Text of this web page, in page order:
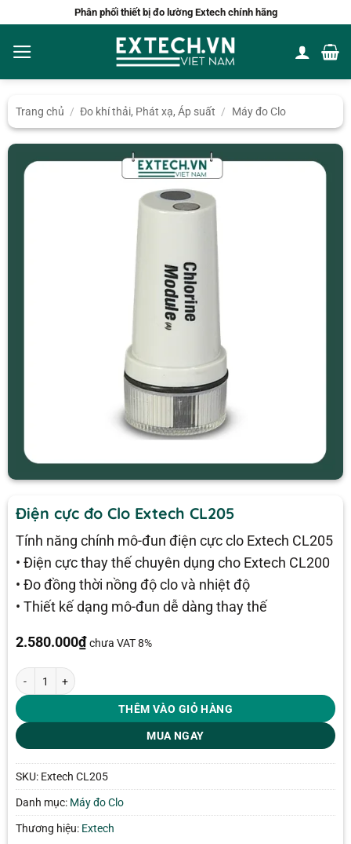
nội
dung
Phân phối thiết bị đo lường Extech chính hãng
Trang chủ / Đo khí thải, Phát xạ, Áp suất / Máy đo Clo
Điện cực đo Clo Extech CL205
Tính năng chính mô-đun điện cực clo Extech CL205
• Điện cực thay thế chuyên dụng cho Extech CL200
• Đo đồng thời nồng độ clo và nhiệt độ
• Thiết kế dạng mô-đun dễ dàng thay thế
2.580.000₫ chưa VAT 8%
Điện cực đo Clo Extech CL205 số lượng
THÊM VÀO GIỎ HÀNG
MUA NGAY
SKU: Extech CL205
Danh mục: Máy đo Clo
Thương hiệu: Extech